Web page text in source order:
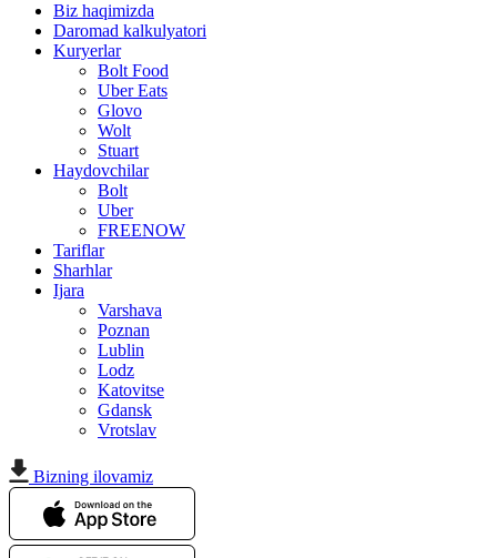
Biz haqimizda
Daromad kalkulyatori
Kuryerlar
Bolt Food
Uber Eats
Glovo
Wolt
Stuart
Haydovchilar
Bolt
Uber
FREENOW
Tariflar
Sharhlar
Ijara
Varshava
Poznan
Lublin
Lodz
Katovitse
Gdansk
Vrotslav
Bizning ilovamiz